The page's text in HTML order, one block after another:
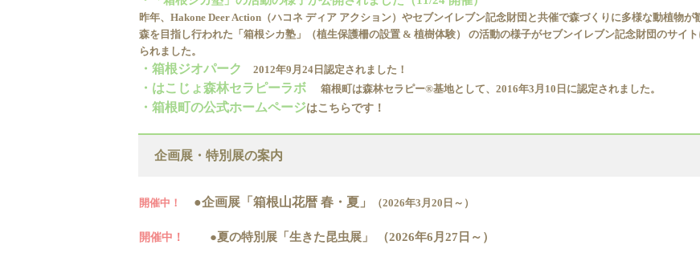
昨年、Hakone Deer Action（ハコネ ディア アクション）やセブンイレブン記念財団と共催で森づくりに多様な動植物が
森を目指し行われた「箱根シカ塾」（植生保護柵の設置 & 植樹体験） の活動の様子がセブンイレブン記念財団のサイ
られました。
・箱根ジオパーク 2012年9月24日認定されました！
・はこじょ森林セラピーラボ 箱根町は森林セラピー®基地として、2016年3月10日に認定されました。
・箱根町の公式ホームページはこちらです！
企画展・特別展の案内
開催中！ ●企画展「箱根山花暦 春・夏」 （2026年3月20日～）
開催中！ ●夏の特別展「生きた昆虫展」 （2026年6月27日～）